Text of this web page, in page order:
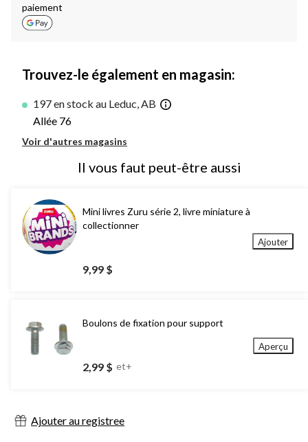
paiement
Trouvez-le également en magasin:
197 en stock au Leduc, AB
Allée 76
Voir d'autres magasins
Il vous faut peut-être aussi
Mini livres Zuru série 2, livre miniature à
collectionner
9,99 $
Ajouter
Boulons de fixation pour support
2,99 $ et+
Aperçu
Ajouter au registree